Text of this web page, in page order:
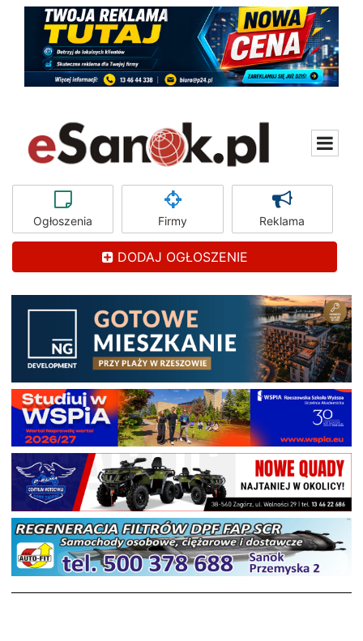
Ogłoszenia Firmy Reklama
DODAJ OGŁOSZENIE